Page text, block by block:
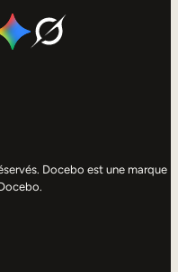
Docebo est une marque